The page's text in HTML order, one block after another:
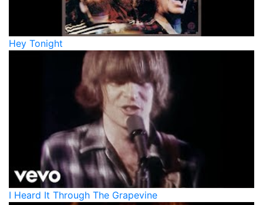
Hey Tonight
I Heard It Through The Grapevine